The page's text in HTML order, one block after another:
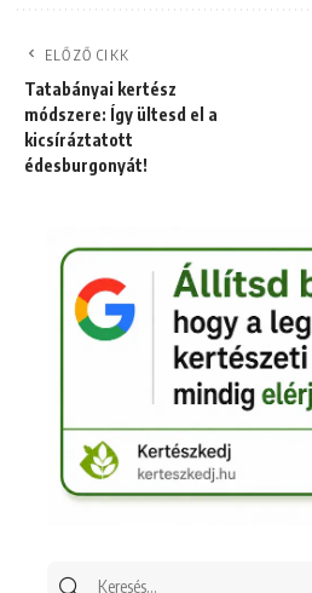
ELŐZŐ CIKK
Tatabányai kertész
módszere: Így ültesd el a
kicsíráztatott
édesburgonyát!
Keresés